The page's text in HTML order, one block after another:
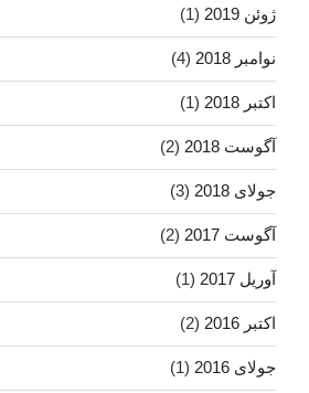
ژوئن 2019 (1)
نوامبر 2018 (4)
اکتبر 2018 (1)
آگوست 2018 (2)
جولای 2018 (3)
آگوست 2017 (2)
آوریل 2017 (1)
اکتبر 2016 (2)
جولای 2016 (1)